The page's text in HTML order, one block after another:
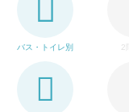
バス・トイレ別 2